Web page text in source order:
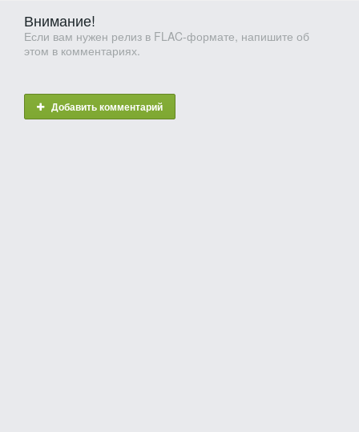
Внимание!
Если вам нужен релиз в FLAC-формате, напишите об
этом в комментариях.
Добавить комментарий